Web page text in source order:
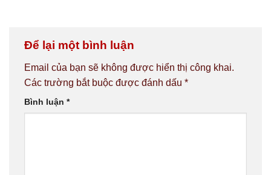
Để lại một bình luận
Email của bạn sẽ không được hiển thị công khai.
Các trường bắt buộc được đánh dấu *
Bình luận *